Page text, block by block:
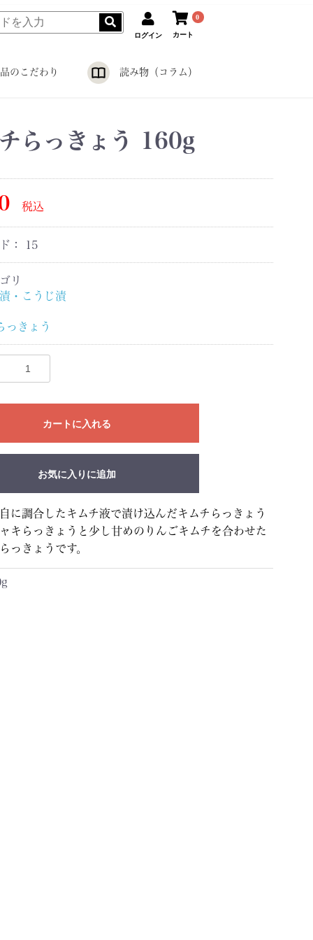
ログイン
0
カート
のこだわり 読み物（コラム）
らっきょう 160g
税込
： 15
リ
・こうじ漬
っきょう
カートに入れる
お気に入りに追加
に調合したキムチ液で漬け込んだキムチらっきょう
キらっきょうと少し甘めのりんごキムチを合わせた
っきょうです。